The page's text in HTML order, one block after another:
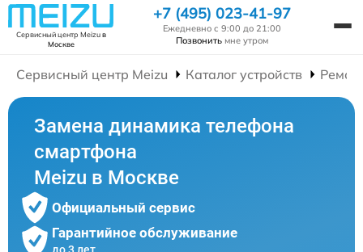
Сервисный центр Meizuв
Москве
+7 (495) 023-41-97
Ежедневно с 9:00 до 21:00
Позвонить мне утром
Сервисный центр Meizu Каталог устройств
Замена динамика телефона
смартфона
Meizu в Москве
Официальный сервис
Гарантийное обслуживание